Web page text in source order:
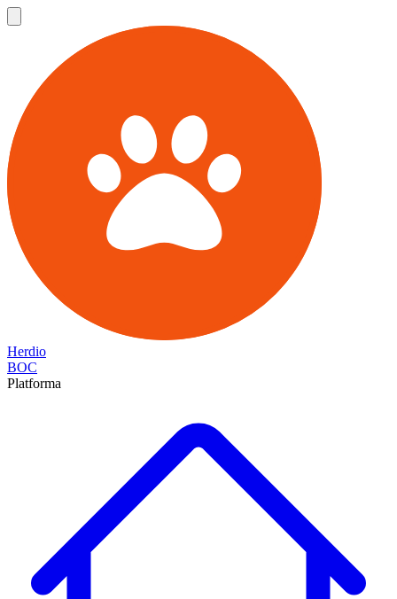
Herdio
BOC
Platforma